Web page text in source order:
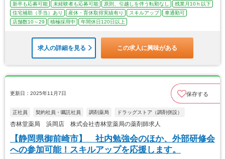
新卒も応募可能 未経験者も応募可能 原則、引越しを伴う転勤なし
残業月10ｈ以下
住宅補助（手当）あり
産休・育休取得実績有り スキルアップ
車通勤可
店舗数10～29
積極採用中 年間休日120日以上
求人の詳細を見る この求人に興味がある
更新日：2025年11月7日 保存する
正社員 契約社員・嘱託社員 調剤薬局 ドラッグストア（調剤併設）
杏林堂薬局 浜岡店 株式会社杏林堂薬局の薬剤師求人
【静岡県御前崎市】 社内勉強会のほか、外部研修会
への参加可能！スキルアップを応援します。